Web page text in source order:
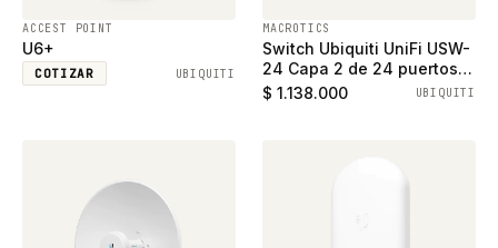
ACCEST POINT
U6+
COTIZAR UBIQUITI
MACROTICS
Switch Ubiquiti UniFi USW-
24 Capa 2 de 24 puertos
ethernet gigabit y 2
$ 1.138.000 UBIQUITI